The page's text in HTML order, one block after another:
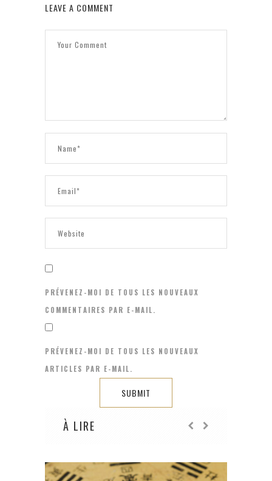
LEAVE A COMMENT
PRÉVENEZ-MOI DE TOUS LES NOUVEAUX
COMMENTAIRES PAR E-MAIL.
PRÉVENEZ-MOI DE TOUS LES NOUVEAUX
ARTICLES PAR E-MAIL.
À LIRE